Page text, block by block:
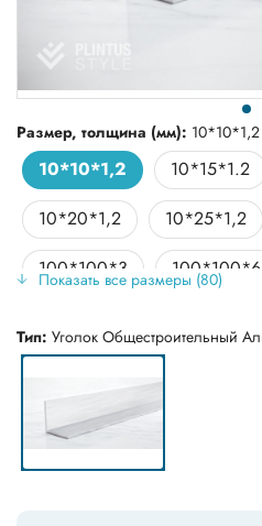
Размер, толщина (мм): 10*10*1,2
10*10*1,2 10*15*1.2
10*20*1,2
10*25*1,2
100*100*3
100*100*6
15*15*1,2
15*25*2
15*30*0,9
15*30*2
15*40*1.2
Показать все размеры (80)
Тип: Уголок Общестроительный